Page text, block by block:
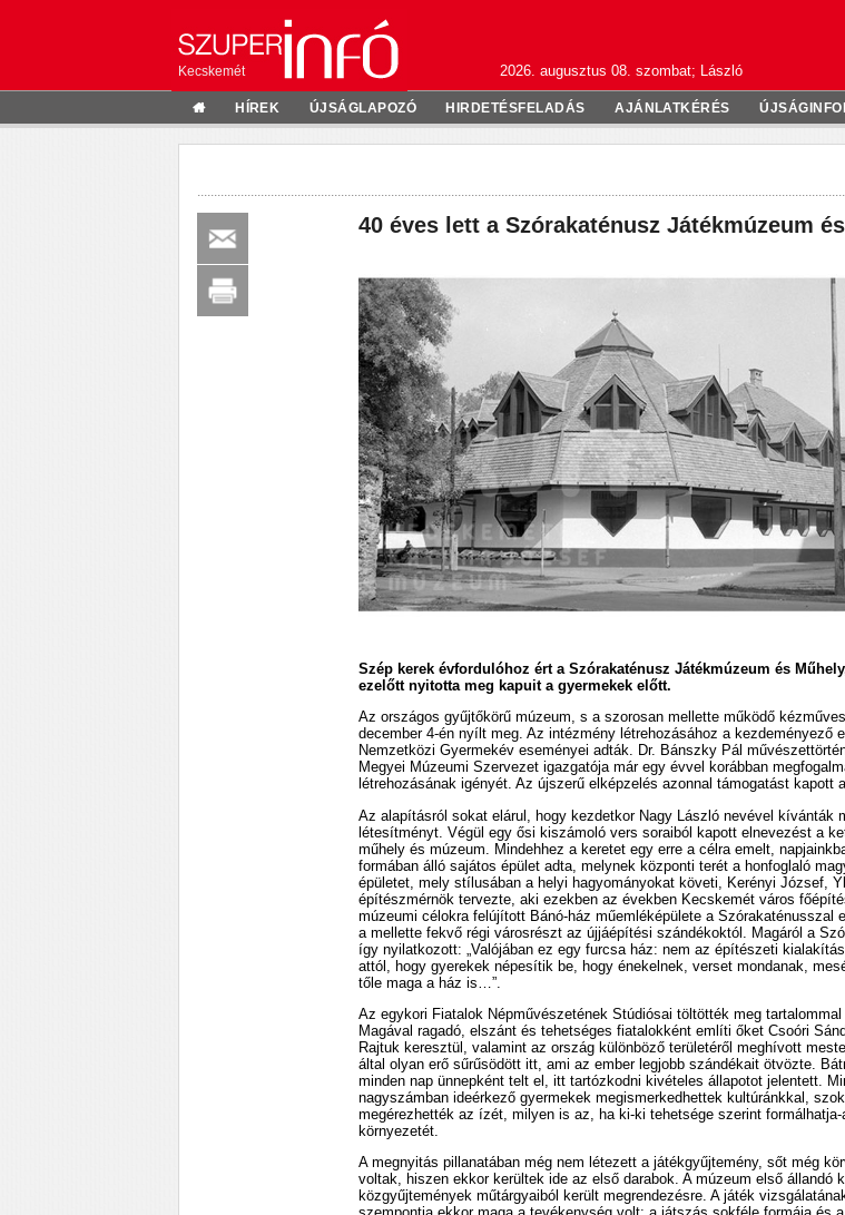
Kecskemét 2026. augusztus 08. szombat; László
HÍREK ÚJSÁGLAPOZÓ HIRDETÉSFELADÁS AJÁNLATKÉRÉS
40 éves lett a Szórakaténusz Játékmúzeum
Szép kerek évfordulóhoz ért a Szórakaténusz Játékmúzeum és
ezelőtt nyitotta meg kapuit a gyermekek előtt.
Az országos gyűjtőkörű múzeum, s a szorosan mellette működő
december 4-én nyílt meg. Az intézmény létrehozásához a kezdeményező
Nemzetközi Gyermekév eseményei adták. Dr. Bánszky Pál
Megyei Múzeumi Szervezet igazgatója már egy évvel korábban
létrehozásának igényét. Az újszerű elképzelés azonnal támogatást kapott
Az alapításról sokat elárul, hogy kezdetkor Nagy László nevével kívánták
létesítményt. Végül egy ősi kiszámoló vers soraiból kapott elnevezést a
műhely és múzeum. Mindehhez a keretet egy erre a célra emelt,
formában álló sajátos épület adta, melynek központi terét a honfoglaló
épületet, mely stílusában a helyi hagyományokat követi, Kerényi József,
építészmérnök tervezte, aki ezekben az években Kecskemét város
múzeumi célokra felújított Bánó-ház műemléképülete a Szórakaténusszal
a mellette fekvő régi városrészt az újjáépítési szándékoktól. Magáról a
így nyilatkozott: „Valójában ez egy furcsa ház: nem az építészeti
attól, hogy gyerekek népesítik be, hogy énekelnek, verset mondanak,
tőle maga a ház is…”.
Az egykori Fiatalok Népművészetének Stúdiósai töltötték meg tartalommal
Magával ragadó, elszánt és tehetséges fiatalokként említi őket Csoóri
Rajtuk keresztül, valamint az ország különböző területéről meghívott
által olyan erő sűrűsödött itt, ami az ember legjobb szándékait ötvözte.
minden nap ünnepként telt el, itt tartózkodni kivételes állapotot jelentett.
nagyszámban ideérkező gyermekek megismerkedhettek kultúránkkal,
megérezhették az ízét, milyen is az, ha ki-ki tehetsége szerint
környezetét.
A megnyitás pillanatában még nem létezett a játékgyűjtemény, sőt még
voltak, hiszen ekkor kerültek ide az első darabok. A múzeum első állandó
közgyűjtemények műtárgyaiból került megrendezésre. A játék